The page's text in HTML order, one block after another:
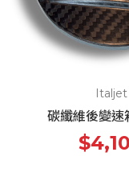
Italjet
碳纖維後變